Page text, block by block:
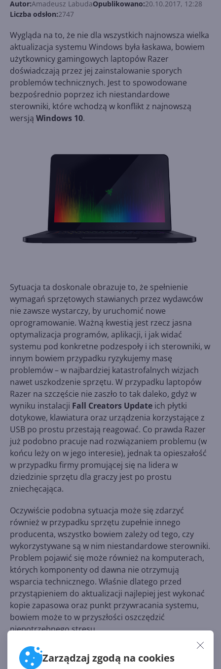
Zarządzaj zgodą na cookies
Autor:Amadeusz LabudaOpublikowano:20.10.2017, 12:28
Liczba odsłon:2747
Wygląda na to, że nie dla wszystkich najnowsza wielka
aktualizacja systemu Windows była łaskawa, bowiem
użytkownicy gamingowych laptopów Razer
doświadczają przez jej zainstalowanie sporych
problemów technicznych. Jest to spowodowane
bezpośrednio poprzez ich niestandardowe
sterowniki, które wchodzą w konflikt z najnowszą
wersją Windows 10.
Sytuacja ta doskonale obrazuje to, że spełnienie
wymagań sprzętowych stawianych przez wydawców
nie zawsze wystarczy, by uruchomić nowe
oprogramowanie. Ważną kwestią jest rzecz jasna
optymalizacja programów, aplikacji, i jak widać
systemu pod konkretne podzespoły i ich sterowniki, w
innym bowiem przypadku ryzykujemy masę
problemów – w najbardziej katastrofalnych wizjach
nawet uszkodzenie sprzętu. W przypadku laptopów
Razer na szczęście nie zaszło to tak daleko, gdyż w
wyniku instalacji Fall Creators Update ich płytki
dotykowe, klawiatura oraz urządzenia korzystające z
USB po prostu przestają reagować. Co prawda Razer
już podobno pracuje nad rozwiązaniem problemu (w
końcu leży on w jego interesie), jednak ta opieszałość
w przypadku firmy promującej się na lidera w
dziedzinie sprzętu dla graczy jest po prostu
zniechęcająca.
Oczywiście podobna sytuacja może się zdarzyć
również w przypadku sprzętu zupełnie innego
producenta, wszystko bowiem zależy od tego, czy
wykorzystywane są w nim niestandardowe sterowniki.
Problem pojawić się może również na komputerach,
których komponenty od dawna nie otrzymują
wsparcia technicznego. Właśnie dlatego przed
przystąpieniem do aktualizacji najlepiej jest wykonać
kopie zapasowa oraz punkt przywracania systemu,
bowiem może to w przyszłości oszczędzić
niepotrzebnego stresu.
Źródło: